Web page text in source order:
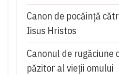
Canon de pocăință
Iisus Hristos
Canonul de rugăciune
păzitor al vieții omului